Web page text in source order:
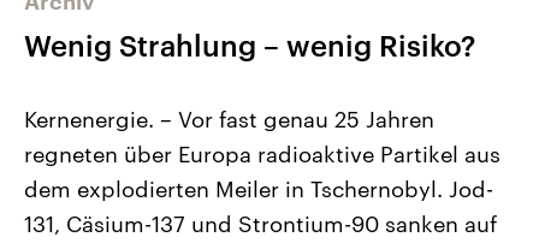
Wenig Strahlung – wenig Risiko?
Kernenergie. – Vor fast genau 25 Jahren
regneten über Europa radioaktive Partikel aus
dem explodierten Meiler in Tschernobyl. Jod-
131, Cäsium-137 und Strontium-90 sanken auf